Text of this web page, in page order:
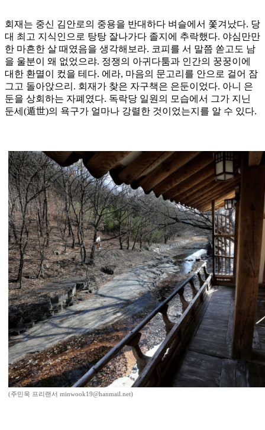
회재는 중신 김안로의 중용을 반대하다 벼슬에서 쫓겨났다. 당
대 최고 지식인으로 탕탕 잘나가다 졸지에 추락했다. 야심만만
한 마흔한 살 때였음을 생각해보라. 코피를 서 말쯤 쏟고도 남
을 울분이 왜 없었으랴. 정쟁의 아귀다툼과 인간의 꿍꿍이에
대한 환멸이 컸을 테다. 에라, 마음의 문고리를 안으로 걸어 잠
그고 돌아앉으리. 회재가 찾은 자구책은 은둔이었다. 아니 은
둔을 상회하는 자폐였다. 독락당 일원의 모습에서 그가 지닌
둔세(遁世)의 욕구가 얼마나 강렬한 것이었는지를 알 수 있다.
(주민욱 프리랜서 minwook19@hanmail.net)